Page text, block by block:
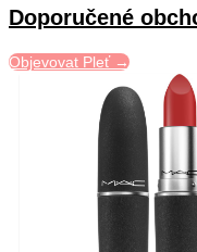
Doporučené
Objevovat Pleť →